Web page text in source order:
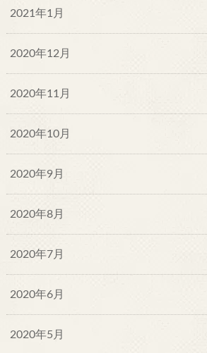
2021年1月
2020年12月
2020年11月
2020年10月
2020年9月
2020年8月
2020年7月
2020年6月
2020年5月